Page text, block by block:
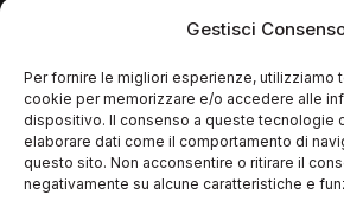
Gestisci
Per fornire le migliori esperienze, utilizziamo
cookie per memorizzare e/o accedere alle
dispositivo. Il consenso a queste tecnologie
elaborare dati come il comportamento di
questo sito. Non acconsentire o ritirare il
negativamente su alcune caratteristiche e